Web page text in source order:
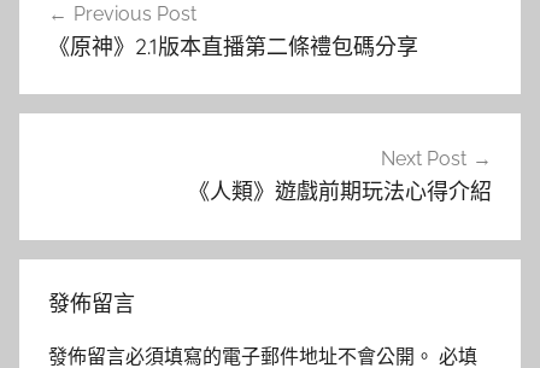
覽
Previous Post
《原神》2.1版本直播第二條禮包碼分享
Next Post
《人類》遊戲前期玩法心得介紹
發佈留言
發佈留言必須填寫的電子郵件地址不會公開。 必填